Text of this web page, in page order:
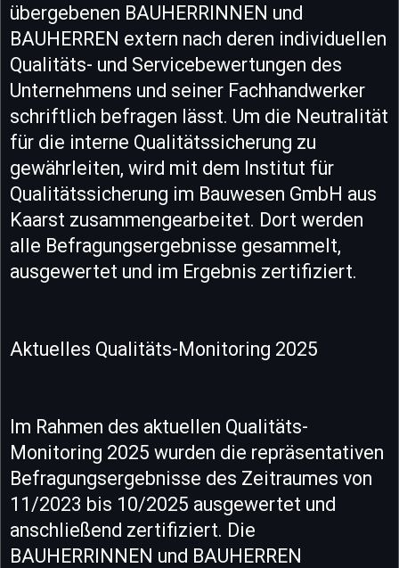
übergebenen BAUHERRINNEN und
BAUHERREN extern nach deren individuellen
Qualitäts- und Servicebewertungen des
Unternehmens und seiner Fachhandwerker
schriftlich befragen lässt. Um die Neutralität
für die interne Qualitätssicherung zu
gewährleiten, wird mit dem Institut für
Qualitätssicherung im Bauwesen GmbH aus
Kaarst zusammengearbeitet. Dort werden
alle Befragungsergebnisse gesammelt,
ausgewertet und im Ergebnis zertifiziert.
Aktuelles Qualitäts-Monitoring 2025
Im Rahmen des aktuellen Qualitäts-
Monitoring 2025 wurden die repräsentativen
Befragungsergebnisse des Zeitraumes von
11/2023 bis 10/2025 ausgewertet und
anschließend zertifiziert. Die
BAUHERRINNEN und BAUHERREN